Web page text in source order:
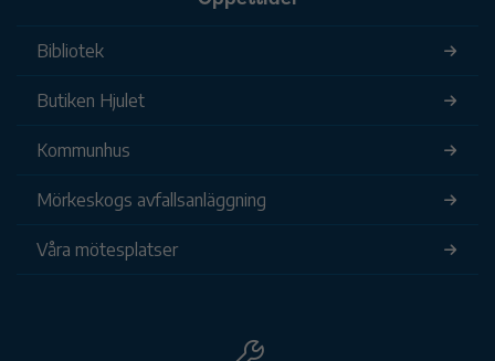
Bibliotek
Butiken Hjulet
Kommunhus
Mörkeskogs avfallsanläggning
Våra mötesplatser